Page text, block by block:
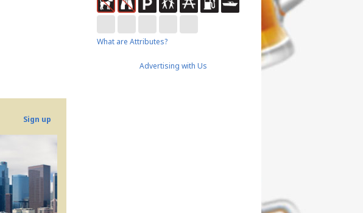
Sign up
What are Attributes?
Advertising with Us